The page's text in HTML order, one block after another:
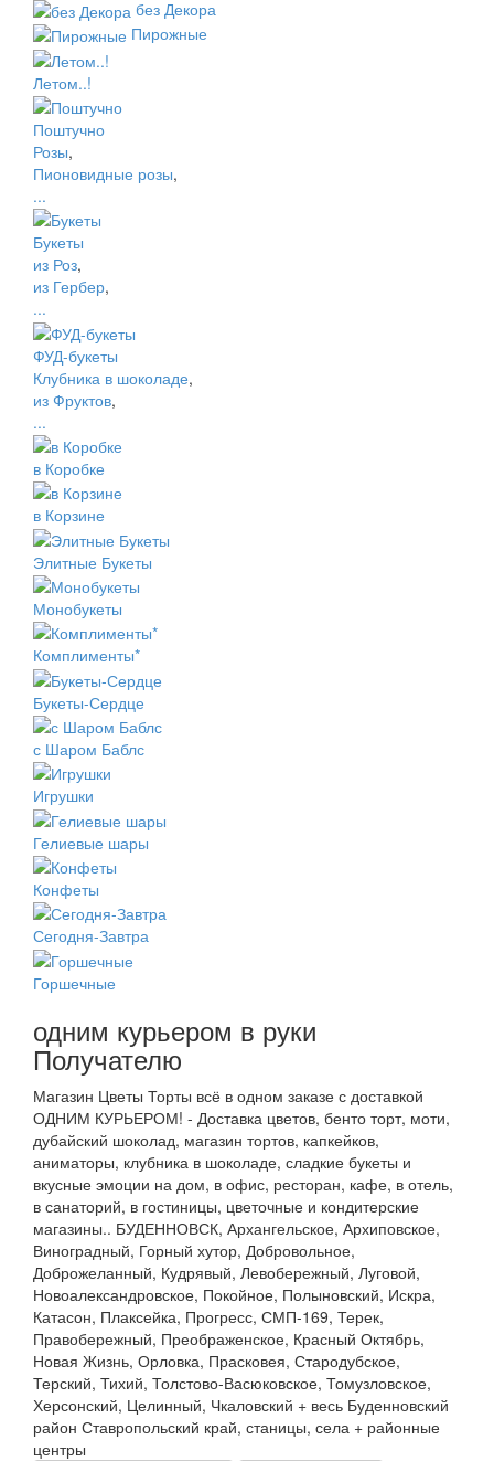
без Декора
Пирожные
Летом..!
Поштучно
Розы,
Пионовидные розы,
...
Букеты
из Роз,
из Гербер,
...
ФУД-букеты
Клубника в шоколаде,
из Фруктов,
...
в Коробке
в Корзине
Элитные Букеты
Монобукеты
Комплименты*
Букеты-Сердце
с Шаром Баблс
Игрушки
Гелиевые шары
Конфеты
Сегодня-Завтра
Горшечные
одним курьером в руки
Получателю
Магазин Цветы Торты всё в одном заказе с доставкой
ОДНИМ КУРЬЕРОМ! - Доставка цветов, бенто торт, моти,
дубайский шоколад, магазин тортов, капкейков,
аниматоры, клубника в шоколаде, сладкие букеты и
вкусные эмоции на дом, в офис, ресторан, кафе, в отель,
в санаторий, в гостиницы, цветочные и кондитерские
магазины.. БУДЕННОВСК, Архангельское, Архиповское,
Виноградный, Горный хутор, Добровольное,
Доброжеланный, Кудрявый, Левобережный, Луговой,
Новоалександровское, Покойное, Полыновский, Искра,
Катасон, Плаксейка, Прогресс, СМП-169, Терек,
Правобережный, Преображенское, Красный Октябрь,
Новая Жизнь, Орловка, Прасковея, Стародубское,
Терский, Тихий, Толстово-Васюковское, Томузловское,
Херсонский, Целинный, Чкаловский + весь Буденновский
район Ставропольский край, станицы, села + районные
центры